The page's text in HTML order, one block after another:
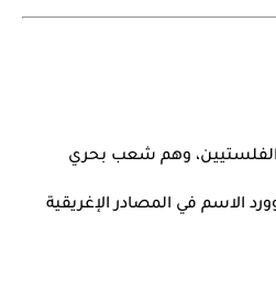
الفلستيين، وهم شعب بحري
الاسم في المصادر الإغريقية